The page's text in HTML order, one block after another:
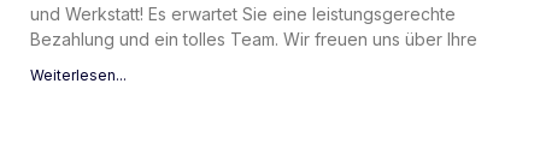
und Werkstatt! Es erwartet Sie eine leistungsgerechte
Bezahlung und ein tolles Team. Wir freuen uns über Ihre
Weiterlesen...